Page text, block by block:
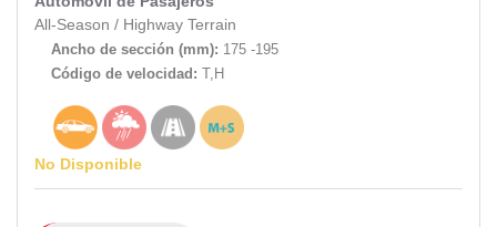
All-Season / Highway Terrain
Ancho de sección (mm): 175 -195
Código de velocidad: T,H
No Disponible